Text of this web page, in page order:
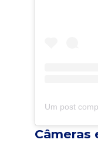
Câmeras